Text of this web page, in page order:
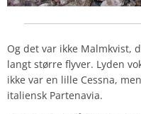
Og det var ikke Malmkvist,
langt større flyver. Lyden
ikke var en lille Cessna,
italiensk Partenavia.